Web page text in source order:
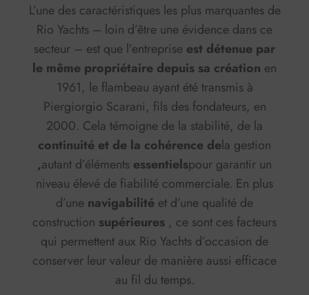
L’une des caractéristiques les plus marquantes de
Rio Yachts – loin d’être une évidence dans ce
secteur – est que l’entreprise est détenue par
le même propriétaire depuis sa création en
1961, le flambeau ayant été transmis à
Piergiorgio Scarani, fils des fondateurs, en
2000. Cela témoigne de la stabilité, de la
continuité et de la cohérence dela gestion
,autant d’éléments essentielspour garantir un
niveau élevé de fiabilité commerciale. En plus
d’une navigabilité et d’une qualité de
construction supérieures , ce sont ces facteurs
qui permettent aux Rio Yachts d’occasion de
conserver leur valeur de manière aussi efficace
au fil du temps.